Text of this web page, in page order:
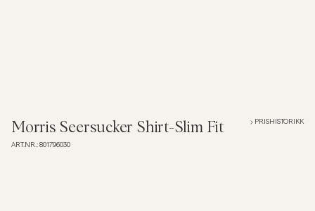
Skjorter
Morris Seersucker Shirt-Slim Fit
ART.NR.: 801796030
PRISHISTORIKK